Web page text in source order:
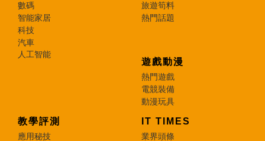
數碼
智能家居
科技
汽車
人工智能
旅遊筍料
熱門話題
遊戲動漫
熱門遊戲
電競裝備
動漫玩具
教學評測
應用秘技
IT TIMES
業界頭條